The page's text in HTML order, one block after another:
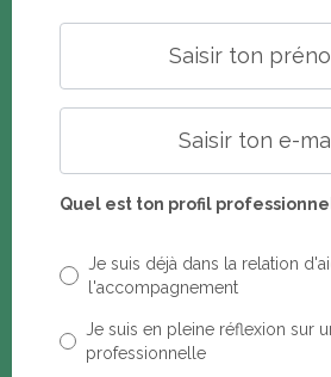
Quel est ton profil
Je suis déjà dans la relation
l'accompagnement
Je suis en pleine réflexion sur
professionnelle